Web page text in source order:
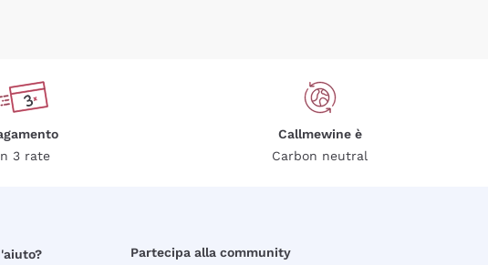
3 rate
Callmewine è
Carbon neutral
Partecipa alla community